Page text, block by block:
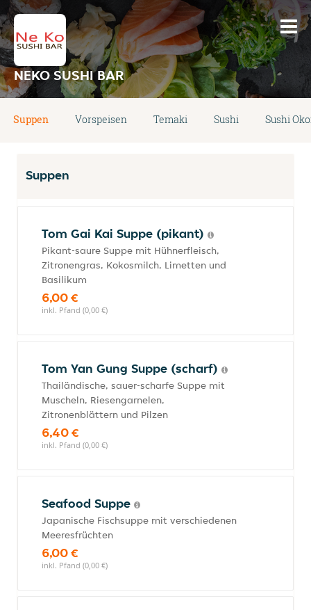
NEKO SUSHI BAR
Suppen Vorspeisen Temaki Sushi Sushi
Suppen
Tom Gai Kai Suppe (pikant)
Pikant-saure Suppe mit Hühnerfleisch,
Zitronengras, Kokosmilch, Limetten und
Basilikum
6,00 €
inkl. Pfand (0,00 €)
Tom Yan Gung Suppe (scharf)
Thailändische, sauer-scharfe Suppe mit
Muscheln, Riesengarnelen,
Zitronenblättern und Pilzen
6,40 €
inkl. Pfand (0,00 €)
Seafood Suppe
Japanische Fischsuppe mit verschiedenen
Meeresfrüchten
6,00 €
inkl. Pfand (0,00 €)